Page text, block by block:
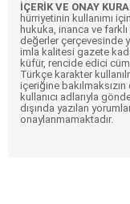
İÇERİK VE ONAY
hürriyetinin kullanımı
hukuka, inanca ve
değerler çerçevesinde
imla kalitesi gazete
küfür, rencide edici
Türkçe karakter
içeriğine
kullanıcı adlarıyla
dışında yazılan
onaylanmamaktadır.